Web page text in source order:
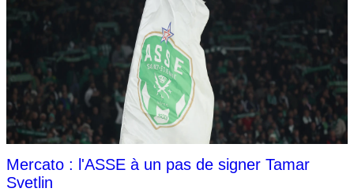
Mercato : l'ASSE à un pas de signer Tamar
Svetlin